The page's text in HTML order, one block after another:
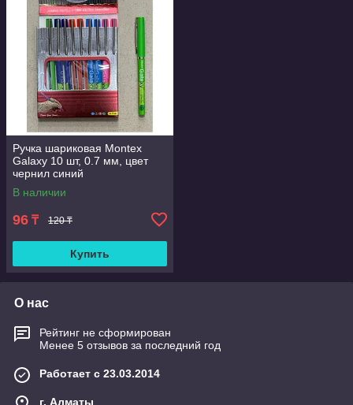
Ручка шариковая Montex
Galaxy 10 шт, 0.7 мм, цвет
чернил синий
В наличии
96 ₸ 120 ₸
Купить
О нас
Рейтинг не сформирован
Менее 5 отзывов за последний год
Работает с 23.03.2014
г. Алматы